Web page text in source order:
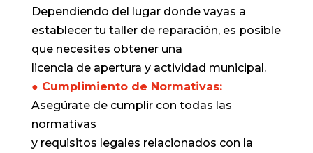
Dependiendo del lugar donde vayas a
establecer tu taller de reparación, es posible
que necesites obtener una
licencia de apertura y actividad municipal.
● Cumplimiento de Normativas:
Asegúrate de cumplir con todas las
normativas
y requisitos legales relacionados con la